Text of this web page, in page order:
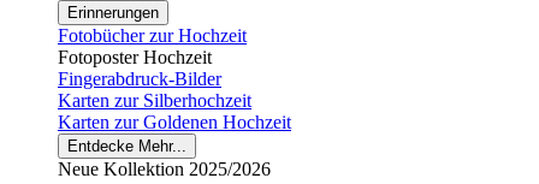
Erinnerungen
Fotobücher zur Hochzeit
Fotoposter Hochzeit
Fingerabdruck-Bilder
Karten zur Silberhochzeit
Karten zur Goldenen Hochzeit
Entdecke Mehr...
Neue Kollektion 2025/2026